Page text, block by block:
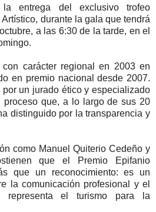
entrega del exclusivo trofeo
durante la gala que tendrá
a las 6:30 de la tarde, en el
carácter regional en 2003 en
en premio nacional desde 2007.
un jurado ético y especializado
proceso que, a lo largo de sus 20
distinguido por la transparencia y
como Manuel Quiterio Cedeño y
que el Premio Epifanio
que un reconocimiento: es un
la comunicación profesional y el
representa el turismo para la